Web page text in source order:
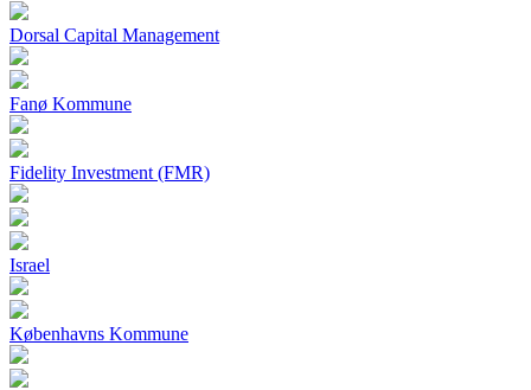
Dorsal Capital Management
Fanø Kommune
Fidelity Investment (FMR)
Israel
Københavns Kommune